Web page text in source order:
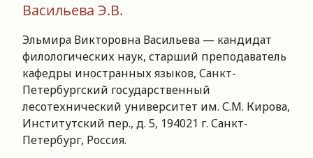
Васильева Э.В.
Эльмира Викторовна Васильева — кандидат
филологических наук, старший преподаватель
кафедры иностранных языков, Санкт-
Петербургский государственный
лесотехнический университет им. С.М. Кирова,
Институтский пер., д. 5, 194021 г. Санкт-
Петербург, Россия.